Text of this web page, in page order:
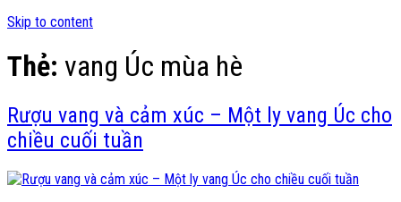
Skip to content
Thẻ: vang Úc mùa hè
Rượu vang và cảm xúc – Một ly vang Úc cho
chiều cuối tuần